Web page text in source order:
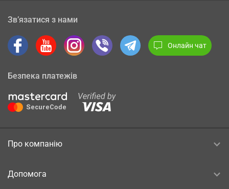
Зв’язатися з нами
Онлайн чат
Безпека платежів
Про компанію
Допомога